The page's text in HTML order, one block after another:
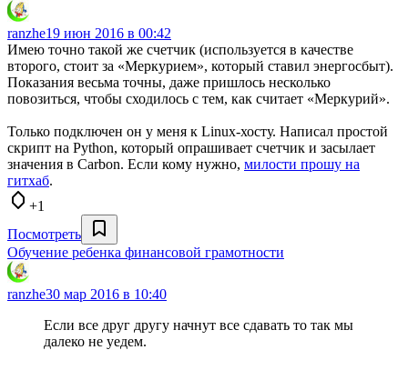
ranzhe19 июн 2016 в 00:42
Имею точно такой же счетчик (используется в качестве
второго, стоит за «Меркурием», который ставил энергосбыт).
Показания весьма точны, даже пришлось несколько
повозиться, чтобы сходилось с тем, как считает «Меркурий».
Только подключен он у меня к Linux-хосту. Написал простой
скрипт на Python, который опрашивает счетчик и засылает
значения в Carbon. Если кому нужно, милости прошу на
гитхаб.
+1
Посмотреть
Обучение ребенка финансовой грамотности
ranzhe30 мар 2016 в 10:40
Если все друг другу начнут все сдавать то так мы
далеко не уедем.